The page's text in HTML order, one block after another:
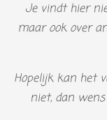
Je vindt hier
maar ook over
Hopelijk kan het
niet, dan